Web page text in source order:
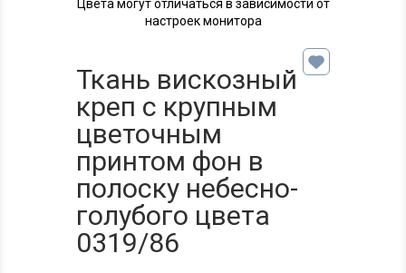
Цвета могут отличаться в зависимости от
настроек монитора
Ткань вискозный
креп с крупным
цветочным
принтом фон в
полоску небесно-
голубого цвета
0319/86